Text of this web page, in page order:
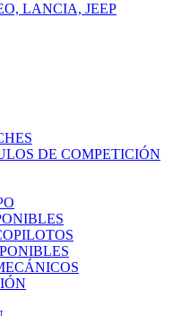
LANCIA, JEEP
DE COMPETICIÓN